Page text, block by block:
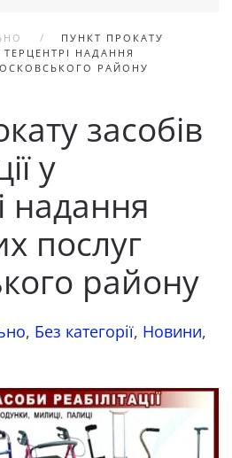
ПУНКТ ПРОКАТУ
ТЕРЦЕНТРІ НАДАННЯ
РАЙОНУ
засобів
у
надання
послуг
району
, Без категорії, Новини,